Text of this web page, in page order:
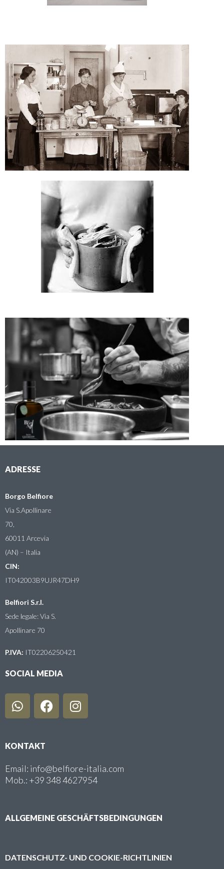
ADRESSE
Borgo Belfiore
Via S.Apollinare
70,
60011 Arcevia
(AN) – Italia
CIN:
IT042003B9UJR47DH9
Belfiori S.r.l.
Sede legale: Via S.
Apollinare 70
P.IVA: IT02206250421
SOCIAL MEDIA
KONTAKT
Email: info@belfiore-italia.com
Mob.: +39 348 4627954
ALLGEMEINE GESCHÄFTSBEDINGUNGEN
DATENSCHUTZ- UND COOKIE-RICHTLINIEN